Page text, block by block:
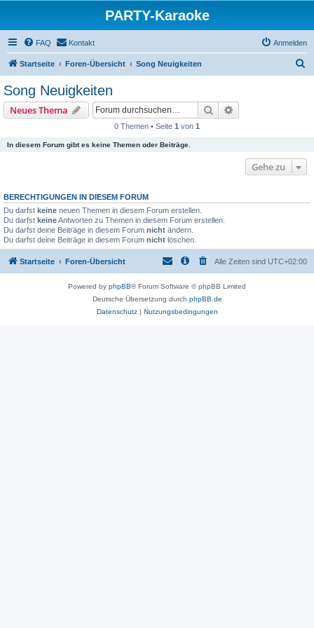
PARTY-Karaoke
FAQ Kontakt Anmelden
Startseite Foren-Übersicht Song Neuigkeiten
Song Neuigkeiten
Neues Thema Suche
0 Themen • Seite 1 von 1
In diesem Forum gibt es keine Themen oder Beiträge.
Gehe zu
BERECHTIGUNGEN IN DIESEM FORUM
Du darfst keine neuen Themen in diesem Forum erstellen.
Du darfst keineAntworten zu Themen in diesem Forum erstellen.
Du darfst deine Beiträge in diesem Forum nicht ändern.
Du darfst deine Beiträge in diesem Forum nicht löschen.
Startseite Foren-Übersicht Alle Zeiten sind UTC+02:00
Powered by phpBB® Forum Software © phpBB Limited
Deutsche Übersetzung durch phpBB.de
Datenschutz| Nutzungsbedingungen